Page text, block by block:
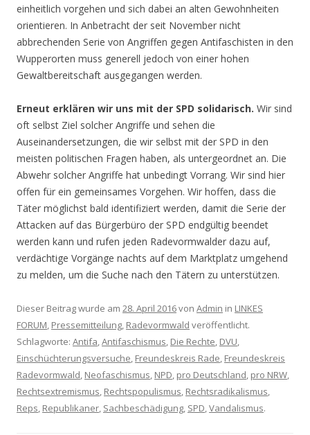
einheitlich vorgehen und sich dabei an alten Gewohnheiten
orientieren. In Anbetracht der seit November nicht
abbrechenden Serie von Angriffen gegen Antifaschisten in den
Wupperorten muss generell jedoch von einer hohen
Gewaltbereitschaft ausgegangen werden.
Erneut erklären wir uns mit der SPD solidarisch. Wir sind
oft selbst Ziel solcher Angriffe und sehen die
Auseinandersetzungen, die wir selbst mit der SPD in den
meisten politischen Fragen haben, als untergeordnet an. Die
Abwehr solcher Angriffe hat unbedingt Vorrang. Wir sind hier
offen für ein gemeinsames Vorgehen. Wir hoffen, dass die
Täter möglichst bald identifiziert werden, damit die Serie der
Attacken auf das Bürgerbüro der SPD endgültig beendet
werden kann und rufen jeden Radevormwalder dazu auf,
verdächtige Vorgänge nachts auf dem Marktplatz umgehend
zu melden, um die Suche nach den Tätern zu unterstützen.
Dieser Beitrag wurde am 28. April 2016von Admin in LINKES
FORUM, Pressemitteilung, Radevormwald veröffentlicht.
Schlagworte: Antifa,Antifaschismus, Die Rechte, DVU,
Einschüchterungsversuche, Freundeskreis Rade, Freundeskreis
Radevormwald, Neofaschismus, NPD, pro Deutschland, pro NRW,
Rechtsextremismus, Rechtspopulismus, Rechtsradikalismus,
Reps, Republikaner, Sachbeschädigung, SPD,Vandalismus.